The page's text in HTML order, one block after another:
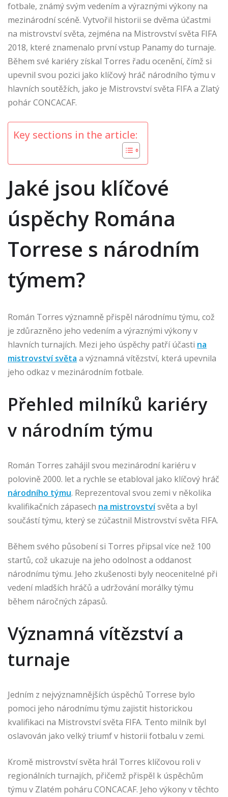
fotbale, známý svým vedením a výraznými výkony na
mezinárodní scéně. Vytvořil historii se dvěma účastmi
na mistrovství světa, zejména na Mistrovství světa FIFA
2018, které znamenalo první vstup Panamy do turnaje.
Během své kariéry získal Torres řadu ocenění, čímž si
upevnil svou pozici jako klíčový hráč národního týmu v
hlavních soutěžích, jako je Mistrovství světa FIFA a Zlatý
pohár CONCACAF.
Key sections in the article:
Jaké jsou klíčové
úspěchy Romána
Torrese s národním
týmem?
Román Torres významně přispěl národnímu týmu, což
je zdůrazněno jeho vedením a výraznými výkony v
hlavních turnajích. Mezi jeho úspěchy patří účasti na
mistrovství světa a významná vítězství, která upevnila
jeho odkaz v mezinárodním fotbale.
Přehled milníků kariéry
v národním týmu
Román Torres zahájil svou mezinárodní kariéru v
polovině 2000. let a rychle se etabloval jako klíčový hráč
národního týmu. Reprezentoval svou zemi v několika
kvalifikačních zápasech na mistrovstvísvěta a byl
součástí týmu, který se zúčastnil Mistrovství světa FIFA.
Během svého působení si Torres připsal více než 100
startů, což ukazuje na jeho odolnost a oddanost
národnímu týmu. Jeho zkušenosti byly neocenitelné při
vedení mladších hráčů a udržování morálky týmu
během náročných zápasů.
Významná vítězství a
turnaje
Jedním z nejvýznamnějších úspěchů Torrese bylo
pomoci jeho národnímu týmu zajistit historickou
kvalifikaci na Mistrovství světa FIFA. Tento milník byl
oslavován jako velký triumf v historii fotbalu v zemi.
Kromě mistrovství světa hrál Torres klíčovou roli v
regionálních turnajích, přičemž přispěl k úspěchům
týmu v Zlatém poháru CONCACAF. Jeho výkony v těchto